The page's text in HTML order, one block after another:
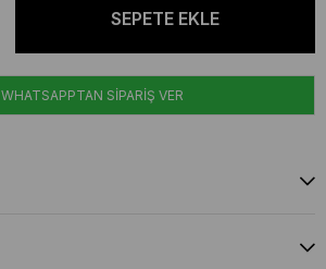
WHATSAPPTAN SİPARİŞ VER